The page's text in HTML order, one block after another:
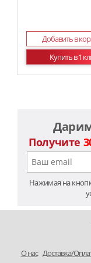
Добавить в
Купить в 1
Получите
Нажимая на
O нас Доставка/